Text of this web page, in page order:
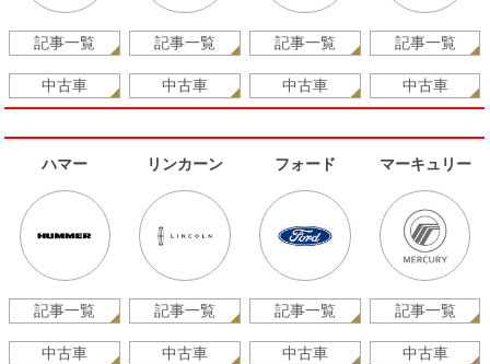
記事一覧
中古車
記事一覧
中古車
記事一覧
中古車
記事一覧
中古車
ハマー
記事一覧
中古車
リンカーン
記事一覧
中古車
フォード
記事一覧
中古車
マーキュリー
記事一覧
中古車